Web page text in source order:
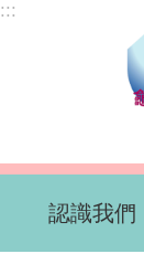
跳到主要內容區塊
:::
認識我們